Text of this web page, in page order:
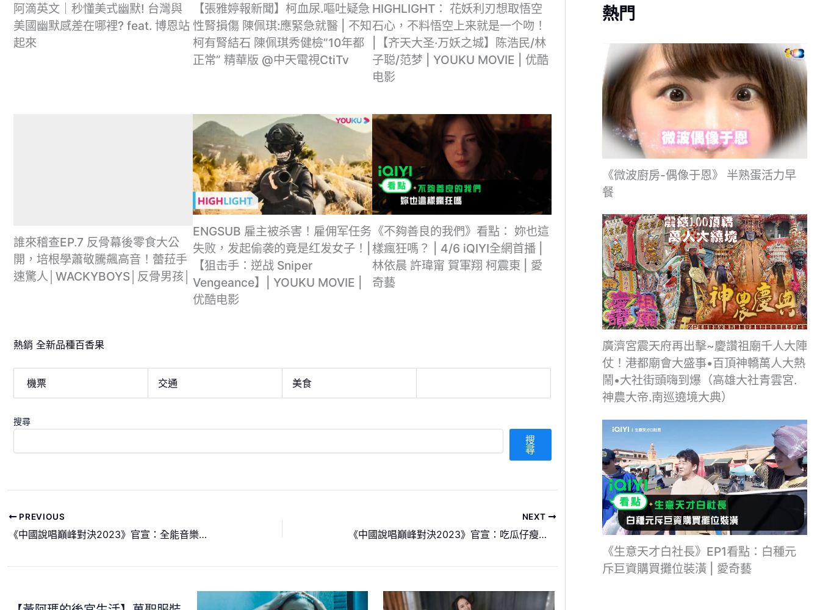
阿滴英文｜秒懂美式幽默! 台灣與
美國幽默感差在哪裡? feat. 博恩站
起來
【張雅婷報新聞】柯血尿.嘔吐疑急
性腎損傷 陳佩琪:應緊急就醫 | 不知
柯有腎結石 陳佩琪秀健檢”10年都
正常” 精華版 @中天電視CtiTv
HIGHLIGHT： 花妖利刃想取悟空
石心，不料悟空上来就是一个吻！
|【齐天大圣·万妖之城】陈浩民/林
子聪/范梦 | YOUKU MOVIE | 优酷
电影
誰來稽查EP.7 反骨幕後零食大公
開，培根學蕭敬騰飆高音！蕾菈手
速驚人│WACKYBOYS│反骨男孩│
ENGSUB 雇主被杀害！雇佣军任务
失败，发起偷袭的竟是红发女子！|
【狙击手：逆战 Sniper
Vengeance】| YOUKU MOVIE |
优酷电影
《不夠善良的我們》看點： 妳也這
樣瘋狂嗎？ | 4/6 iQIYI全網首播 |
林依晨 許瑋甯 賀軍翔 柯震東 | 愛
奇藝
熱銷 全新品種百香果
機票 交通 美食
搜尋
搜
尋
PREVIOUS
《中國說唱巔峰對決2023》官宣：全能音樂人艾熱 在巔峰創造新的奇蹟 | 愛奇藝
NEXT
《中國說唱巔峰對決2023》官宣：吃瓜仔瘦子用最cill理由 來巔峰交最熱血的朋友 | 愛奇藝
熱門
《微波廚房-偶像于恩》 半熟蛋活力早
餐
廣濟宮震天府再出擊~慶讚祖廟千人大陣
仗！港都廟會大盛事•百頂神轎萬人大熱
鬧•大社街頭嗨到爆（高雄大社青雲宮.
神農大帝.南巡遶境大典）
《生意天才白社長》EP1看點：白種元
斥巨資購買攤位裝潢 | 愛奇藝